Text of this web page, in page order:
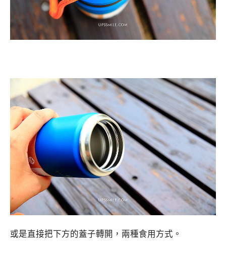
或是直接把下方的蓋子轉開，兩種食用方式。